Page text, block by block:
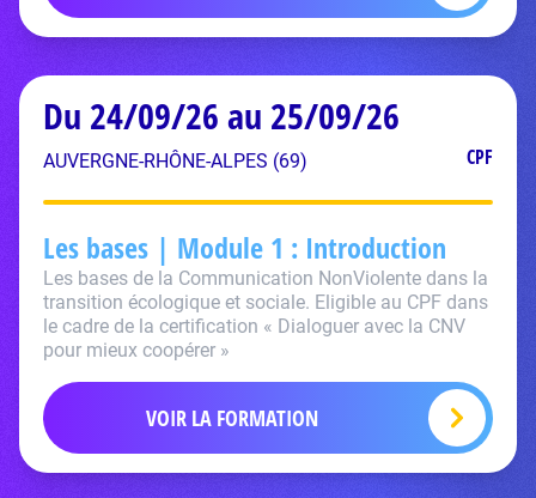
Du 24/09/26 au 25/09/26
AUVERGNE-RHÔNE-ALPES (69) CPF
Les bases | Module 1 : Introduction
Les bases de la Communication NonViolente dans la
transition écologique et sociale. Eligible au CPF dans
le cadre de la certification « Dialoguer avec la CNV
pour mieux coopérer »
VOIR LA FORMATION